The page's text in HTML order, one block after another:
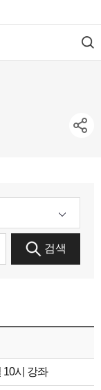
검
색
검색
10시 강좌